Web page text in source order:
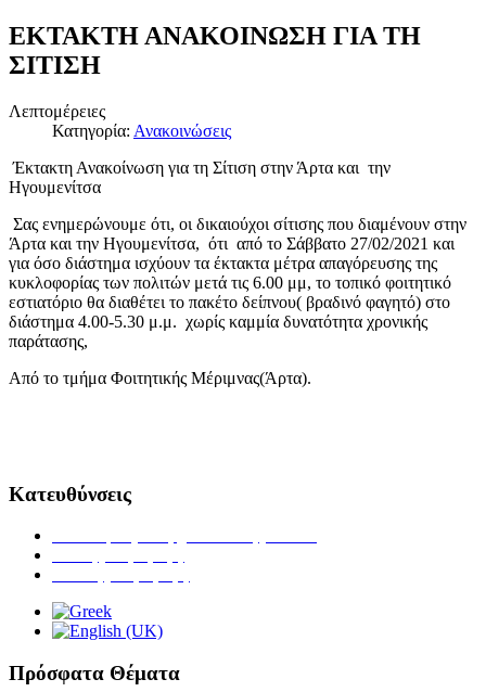
ΕΚΤΑΚΤΗ ΑΝΑΚΟΙΝΩΣΗ ΓΙΑ ΤΗ
ΣΙΤΙΣΗ
Λεπτομέρειες
Κατηγορία: Ανακοινώσεις
Έκτακτη Ανακοίνωση για τη Σίτιση στην Άρτα και την
Ηγουμενίτσα
Σας ενημερώνουμε ότι, οι δικαιούχοι σίτισης που διαμένουν στην
Άρτα και την Ηγουμενίτσα, ότι από το Σάββατο 27/02/2021 και
για όσο διάστημα ισχύουν τα έκτακτα μέτρα απαγόρευσης της
κυκλοφορίας των πολιτών μετά τις 6.00 μμ, το τοπικό φοιτητικό
εστιατόριο θα διαθέτει το πακέτο δείπνου( βραδινό φαγητό) στο
διάστημα 4.00-5.30 μ.μ. χωρίς καμμία δυνατότητα χρονικής
παράτασης,
Από το τμήμα Φοιτητικής Μέριμνας(Άρτα).
Κατευθύνσεις
Πρόσφατα Θέματα